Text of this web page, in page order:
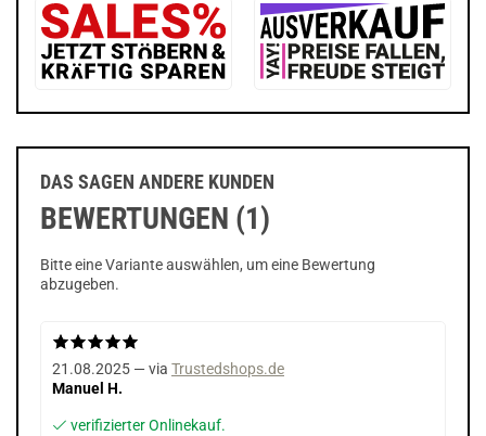
DAS SAGEN ANDERE KUNDEN
BEWERTUNGEN (1)
Bitte eine Variante auswählen, um eine Bewertung
abzugeben.
21.08.2025 — via Trustedshops.de
Manuel H.
verifizierter Onlinekauf.